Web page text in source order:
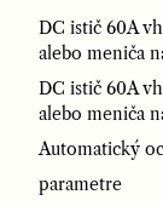
DC istič 60A
alebo meniča
DC istič 60A
alebo meniča
Automatický
parametre